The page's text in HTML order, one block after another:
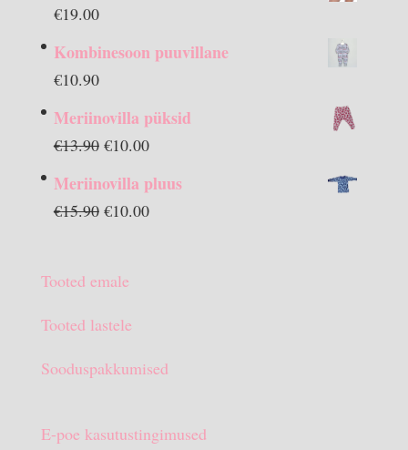
€19.00
Kombinesoon puuvillane
€10.90
Meriinovilla püksid
€13.90 Algne
€10.00Praegune
on:
Meriinovilla pluus
€15.90 Algne
€15.90.
€10.00Praegune
Tooted emale
Tooted lastele
Sooduspakkumised
E-poe kasutustingimused